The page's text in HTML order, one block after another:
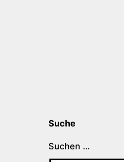
Suche
Suchen …